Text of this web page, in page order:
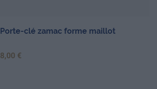
Porte-clé zamac forme maillot
Prix
8,00 €